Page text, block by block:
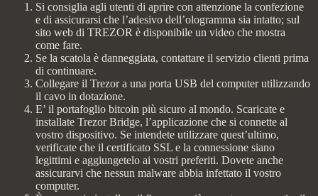
Si consiglia agli utenti di aprire con attenzione la confezione
e di assicurarsi che l’adesivo dell’ologramma sia intatto; sul
sito web di TREZOR è disponibile un video che mostra
come fare.
Se la scatola è danneggiata, contattare il servizio clienti prima
di continuare.
Collegare il Trezor a una porta USB del computer utilizzando
il cavo in dotazione.
E’ il portafoglio bitcoin più sicuro al mondo. Scaricate e
installate Trezor Bridge, l’applicazione che si connette al
vostro dispositivo. Se intendete utilizzare quest’ultimo,
verificate che il certificato SSL e la connessione siano
legittimi e aggiungetelo ai vostri preferiti. Dovete anche
assicurarvi che nessun malware abbia infettato il vostro
computer.